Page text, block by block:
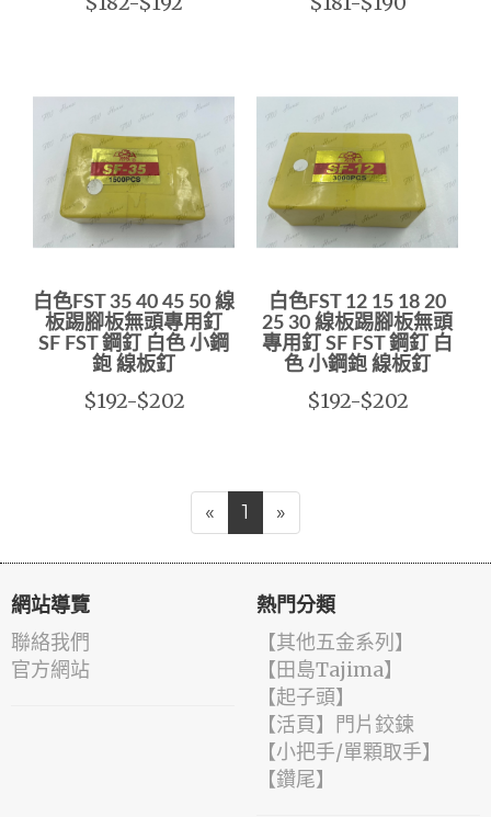
白色FST 35 40 45 50 線
板踢腳板無頭專用釘
SF FST 鋼釘 白色 小鋼
鉋 線板釘
$192-$202
白色FST 12 15 18 20
25 30 線板踢腳板無頭
專用釘 SF FST 鋼釘 白
色 小鋼鉋 線板釘
$192-$202
« 1 »
網站導覽
聯絡我們
官方網站
熱門分類
【其他五金系列】
【田島Tajima】
【起子頭】
【活頁】門片鉸鍊
【小把手/單顆取手】
【鑽尾】